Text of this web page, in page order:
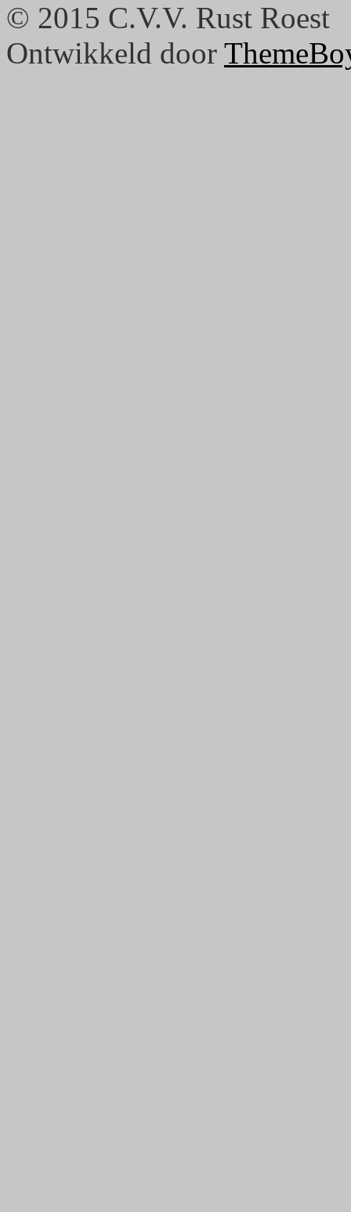
© 2015 C.V.V. Rust Roest
Ontwikkeld door